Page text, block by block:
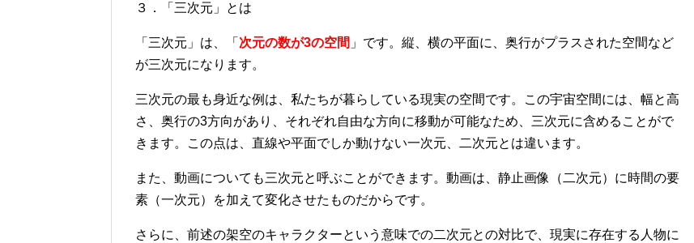
３．「三次元」とは
「三次元」は、「 次元の数が3の空間 」です。縦、横の平面に、奥行がプラスされた空間など
が三次元になります。
三次元の最も身近な例は、私たちが暮らしている現実の空間です。この宇宙空間には、幅と高
さ、奥行の3方向があり、それぞれ自由な方向に移動が可能なため、三次元に含めることがで
きます。この点は、直線や平面でしか動けない一次元、二次元とは違います。
また、動画についても三次元と呼ぶことができます。動画は、静止画像（二次元）に時間の要
素（一次元）を加えて変化させたものだからです。
さらに、前述の架空のキャラクターという意味での二次元との対比で、現実に存在する人物に